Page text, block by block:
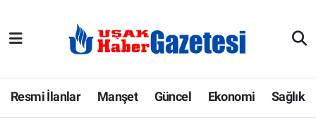
Resmi İlanlar Manşet Güncel Ekonomi Sağlık
E-Gazete
Ekonomi
Uşak Hava Durumu
Uşak Trafik Yoğunluk Haritası